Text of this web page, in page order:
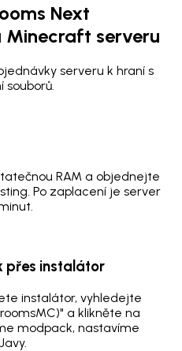
Next
Minecraft serveru
serveru k hraní s
souborů.
RAM a objednejte
Po zaplacení je server
přes instalátor
instalátor, vyhledejte
a klikněte na
modpack, nastavíme